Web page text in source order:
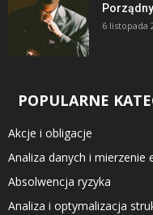
6 listopada
POPULARNE
Akcje i obligacje
Analiza danych i mierzenie
Absolwencja ryzyka
Analiza i optymalizacja